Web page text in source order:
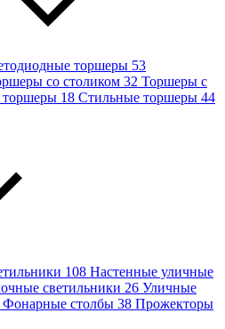
торшеры 53
со столиком 32 Торшеры с
торшеры 18 Стильные торшеры 44
108 Настенные уличные
светильники 26 Уличные
Фонарные столбы 38 Прожекторы